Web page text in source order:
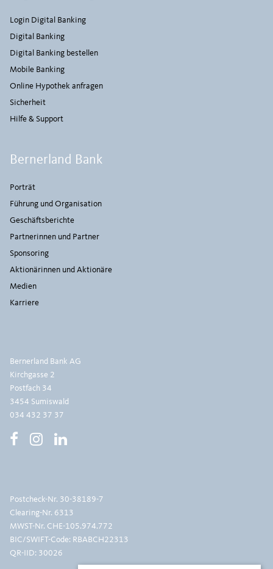
Login Digital Banking
Digital Banking
Digital Banking bestellen
Mobile Banking
Online Hypothek anfragen
Sicherheit
Hilfe & Support
Bernerland Bank
Porträt
Führung und Organisation
Geschäftsberichte
Partnerinnen und Partner
Sponsoring
Aktionärinnen und Aktionäre
Medien
Karriere
Bernerland Bank AG
Kirchgasse 2
Postfach 34
3454 Sumiswald
034 432 37 37
Postcheck-Nr. 30-38189-7
Clearing-Nr. 6313
MWST-Nr. CHE-105.974.772
BIC/SWIFT-Code: RBABCH22313
QR-IID: 30026